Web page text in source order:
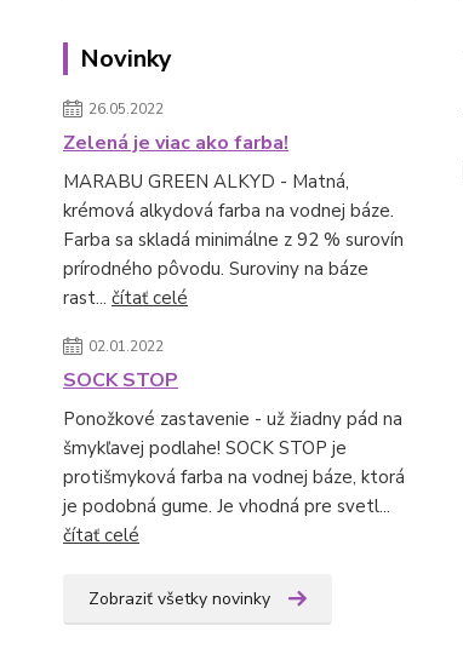
Novinky
26.05.2022
Zelená je viac ako farba!
MARABU GREEN ALKYD - Matná,
krémová alkydová farba na vodnej báze.
Farba sa skladá minimálne z 92 % surovín
prírodného pôvodu. Suroviny na báze
rast... čítať celé
02.01.2022
SOCK STOP
Ponožkové zastavenie - už žiadny pád na
šmykľavej podlahe! SOCK STOP je
protišmyková farba na vodnej báze, ktorá
je podobná gume. Je vhodná pre svetl...
čítať celé
Zobraziť všetky novinky